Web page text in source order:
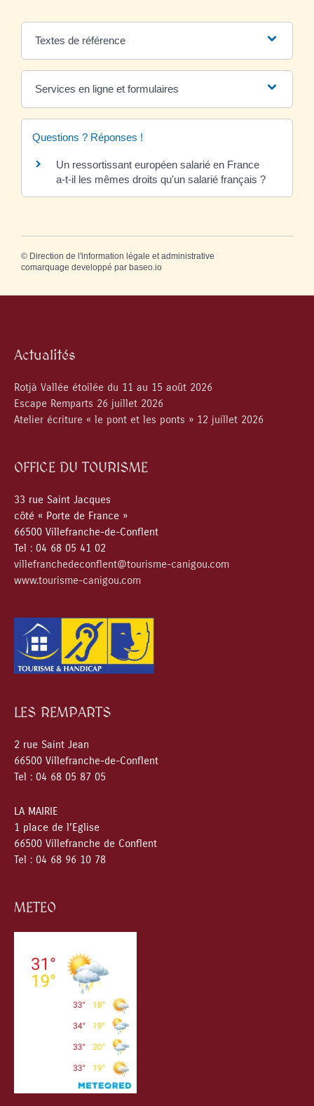
Textes de référence
Services en ligne et formulaires
Questions ? Réponses !
Un ressortissant européen salarié en France
a-t-il les mêmes droits qu'un salarié français ?
© Direction de l'information légale et administrative
comarquage developpé par baseo.io
Actualités
Rotjà Vallée étoilée du 11 au 15 août 2026
Escape Remparts 26 juillet 2026
Atelier écriture « le pont et les ponts » 12 juillet 2026
OFFICE DU TOURISME
33 rue Saint Jacques
côté « Porte de France »
66500 Villefranche-de-Conflent
Tel : 04 68 05 41 02
villefranchedeconflent@tourisme-canigou.com
www.tourisme-canigou.com
LES REMPARTS
2 rue Saint Jean
66500 Villefranche-de-Conflent
Tel : 04 68 05 87 05
LA MAIRIE
1 place de l’Eglise
66500 Villefranche de Conflent
Tel : 04 68 96 10 78
METEO